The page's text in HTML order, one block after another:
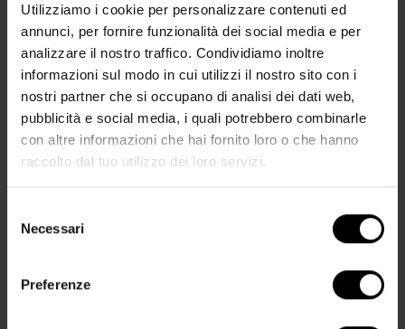
Utilizziamo i cookie per personalizzare contenuti ed
annunci, per fornire funzionalità dei social media e per
analizzare il nostro traffico. Condividiamo inoltre
informazioni sul modo in cui utilizzi il nostro sito con i
nostri partner che si occupano di analisi dei dati web,
pubblicità e social media, i quali potrebbero combinarle
con altre informazioni che hai fornito loro o che hanno
raccolto dal tuo utilizzo dei loro servizi.
delNecessari
Preferenze
PRIMAVERA